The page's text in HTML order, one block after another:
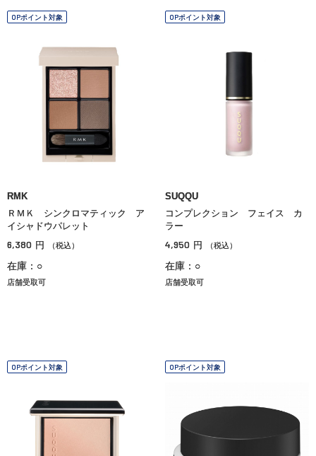
OPポイント対象
RMK
ＲＭＫ シンクロマティック ア
イシャドウパレット
6,380 円 （税込）
在庫：○
店舗受取可
OPポイント対象
SUQQU
コンプレクション フェイス カ
ラー
4,950 円 （税込）
在庫：○
店舗受取可
OPポイント対象 OPポイント対象